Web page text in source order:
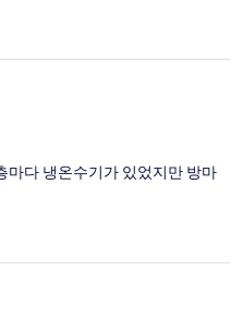
마다 냉온수기가 있었지만 방마